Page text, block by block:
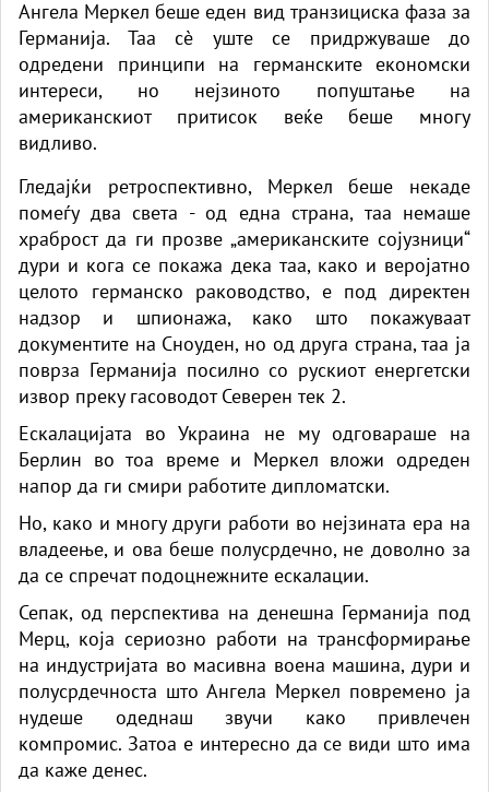
Ангела Меркел беше еден вид транзициска фаза за
Германија. Таа сè уште се придржуваше до
одредени принципи на германските економски
интереси, но нејзиното попуштање на
американскиот притисок веќе беше многу
видливо.
Гледајќи ретроспективно, Меркел беше некаде
помеѓу два света - од една страна, таа немаше
храброст да ги прозве „американските сојузници“
дури и кога се покажа дека таа, како и веројатно
целото германско раководство, е под директен
надзор и шпионажа, како што покажуваат
документите на Сноуден, но од друга страна, таа ја
поврза Германија посилно со рускиот енергетски
извор преку гасоводот Северен тек 2.
Ескалацијата во Украина не му одговараше на
Берлин во тоа време и Меркел вложи одреден
напор да ги смири работите дипломатски.
Но, како и многу други работи во нејзината ера на
владеење, и ова беше полусрдечно, не доволно за
да се спречат подоцнежните ескалации.
Сепак, од перспектива на денешна Германија под
Мерц, која сериозно работи на трансформирање
на индустријата во масивна воена машина, дури и
полусрдечноста што Ангела Меркел повремено ја
нудеше одеднаш звучи како привлечен
компромис. Затоа е интересно да се види што има
да каже денес.